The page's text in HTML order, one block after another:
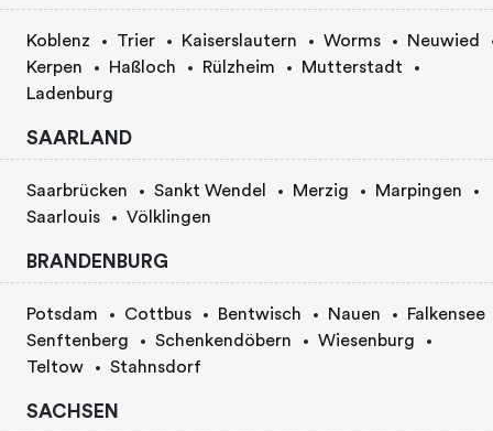
Koblenz Trier Kaiserslautern Worms
Neuwied
Kerpen
Haßloch Rülzheim
Mutterstadt
Ladenburg
SAARLAND
Saarbrücken Sankt Wendel Merzig
Marpingen
Saarlouis
Völklingen
BRANDENBURG
Potsdam Cottbus Bentwisch Nauen
Falkensee
Senftenberg
Schenkendöbern
Wiesenburg
Teltow
Stahnsdorf
SACHSEN